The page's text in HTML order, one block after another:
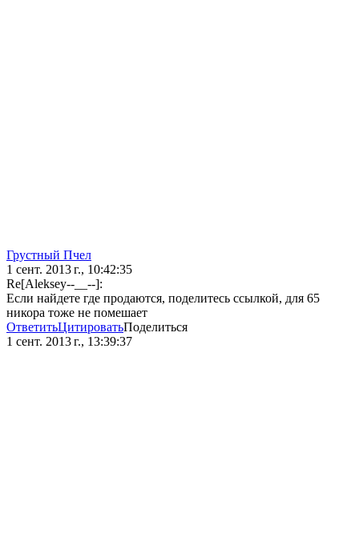
Грустный Пчел
1 сент. 2013 г., 10:42:35
Re[Aleksey--__--]:
Если найдете где продаются, поделитесь ссылкой, для 65
никора тоже не помешает
ОтветитьЦитироватьПоделиться
1 сент. 2013 г., 13:39:37